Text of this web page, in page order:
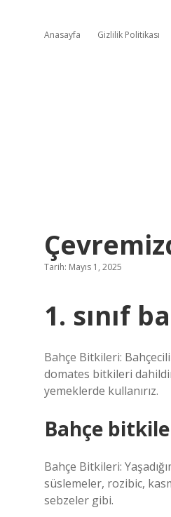
Anasayfa Gizlilik Politikası
Tarih: Mayıs 1, 2025
1. sınıf
Bahçe Bitkileri:
domates bitkileri
yemeklerde kullanırız.
Bahçe
Bahçe Bitkileri:
süslemeler, rozibic,
sebzeler gibi.